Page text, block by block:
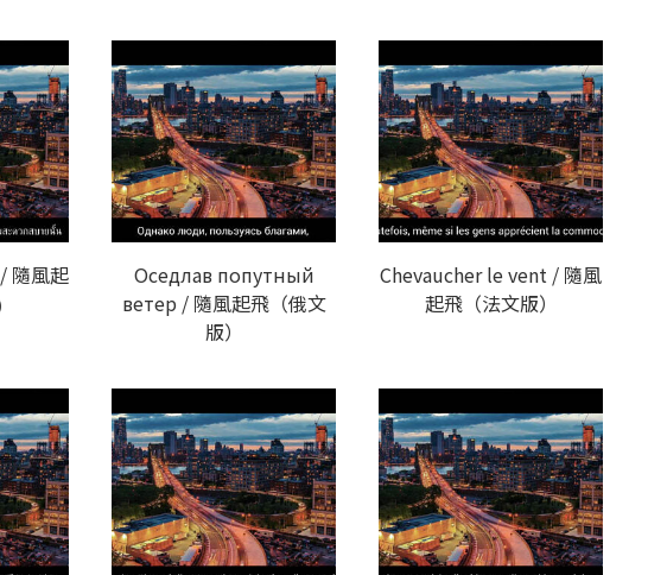
隨風起
Оседлав попутный
ветер / 隨風起飛（俄文
版）
Chevaucher le vent / 隨風
起飛（法文版）